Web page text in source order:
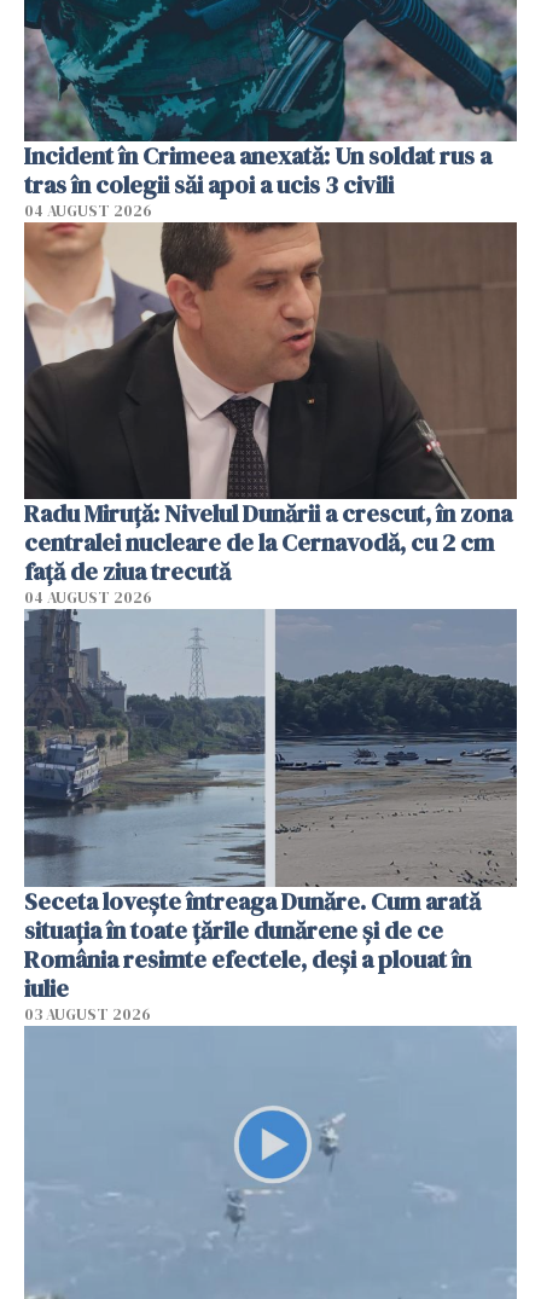
Incident în Crimeea anexată: Un soldat rus a
tras în colegii săi apoi a ucis 3 civili
04 AUGUST 2026
Radu Miruţă: Nivelul Dunării a crescut, în zona
centralei nucleare de la Cernavodă, cu 2 cm
faţă de ziua trecută
04 AUGUST 2026
Seceta lovește întreaga Dunăre. Cum arată
situația în toate țările dunărene și de ce
România resimte efectele, deși a plouat în
iulie
03 AUGUST 2026